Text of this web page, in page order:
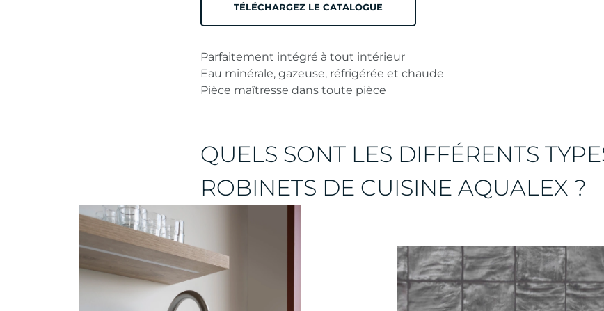
TÉLÉCHARGEZ LE CATALOGUE
Parfaitement intégré à tout intérieur
Eau minérale, gazeuse, réfrigérée et chaude
Pièce maîtresse dans toute pièce
QUELS SONT LES DIFFÉRENTS
ROBINETS DE CUISINE AQUALEX ?